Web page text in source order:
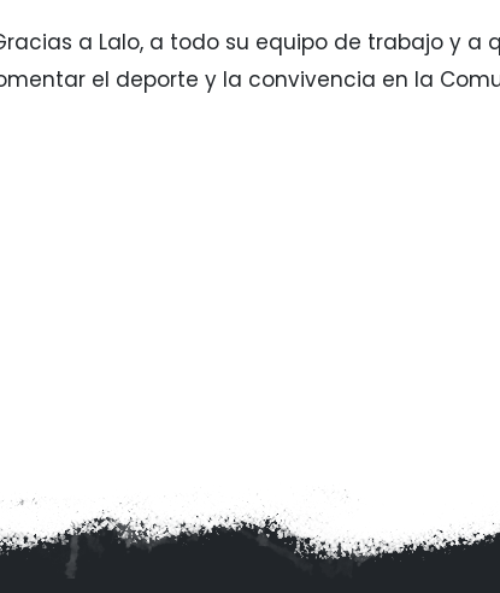
a Lalo, a todo su equipo de trabajo y
el deporte y la convivencia en la